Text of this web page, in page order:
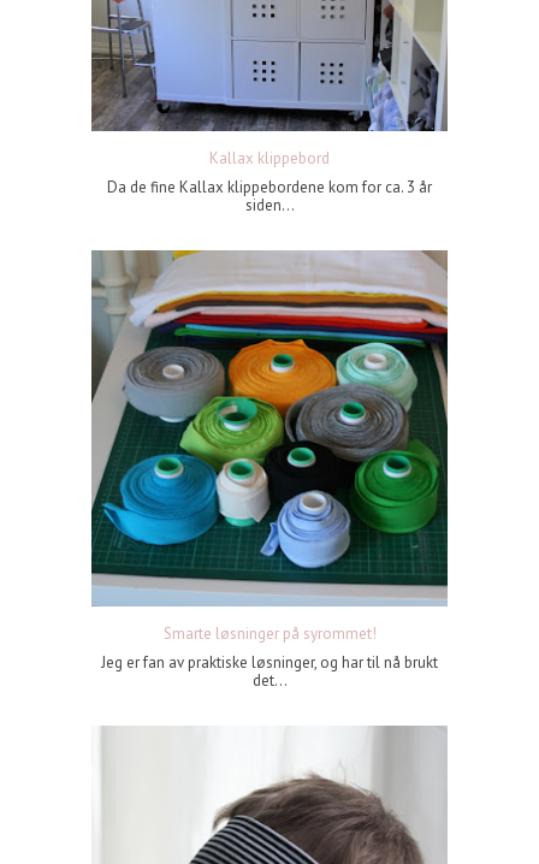
Kallax klippebord
Da de fine Kallax klippebordene kom for ca. 3 år
siden...
Smarte løsninger på syrommet!
Jeg er fan av praktiske løsninger, og har til nå brukt
det...